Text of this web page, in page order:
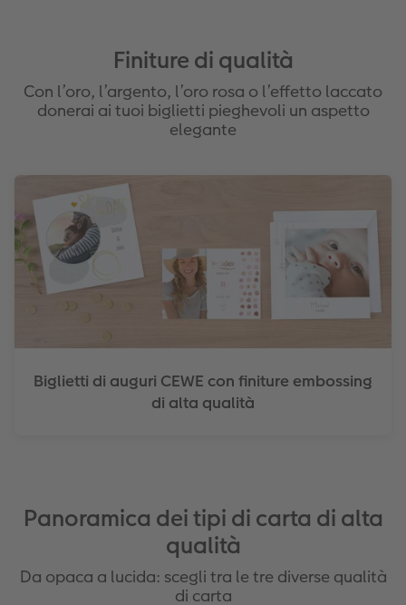
Finiture di qualità
Con l’oro, l’argento, l’oro rosa o l’effetto laccato
donerai ai tuoi biglietti pieghevoli un aspetto
elegante
Biglietti di auguri CEWE con finiture embossing
di alta qualità
Panoramica dei tipi di carta di alta
qualità
Da opaca a lucida: scegli tra le tre diverse qualità
di carta